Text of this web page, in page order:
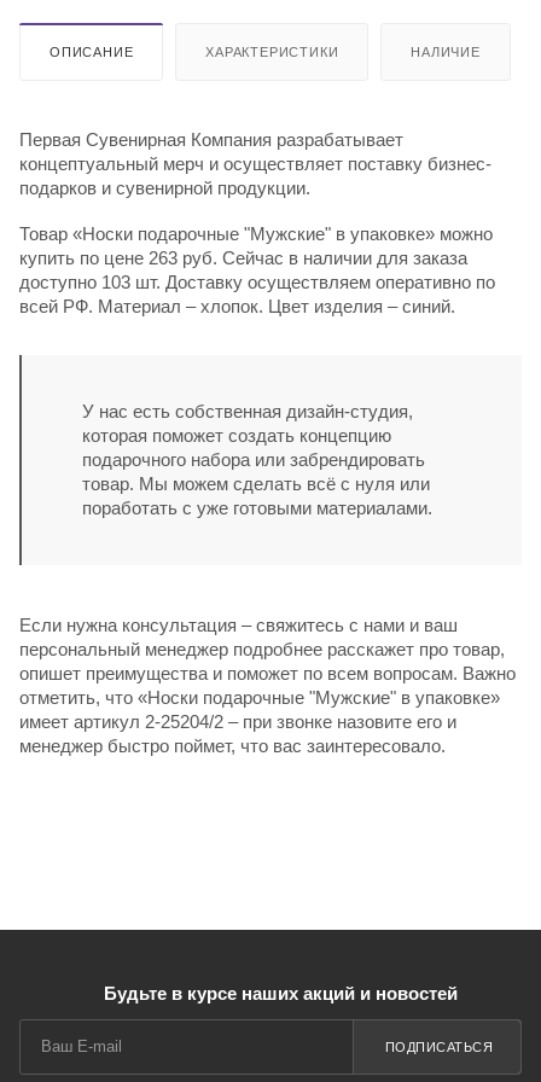
ОПИСАНИЕ ХАРАКТЕРИСТИКИ НАЛИЧИЕ
Первая Сувенирная Компания разрабатывает
концептуальный мерч и осуществляет поставку бизнес-
подарков и сувенирной продукции.
Товар «Носки подарочные "Мужские" в упаковке» можно
купить по цене 263 руб. Сейчас в наличии для заказа
доступно 103 шт. Доставку осуществляем оперативно по
всей РФ. Материал – хлопок. Цвет изделия – синий.
У нас есть собственная дизайн-студия,
которая поможет создать концепцию
подарочного набора или забрендировать
товар. Мы можем сделать всё с нуля или
поработать с уже готовыми материалами.
Если нужна консультация – свяжитесь с нами и ваш
персональный менеджер подробнее расскажет про товар,
опишет преимущества и поможет по всем вопросам. Важно
отметить, что «Носки подарочные "Мужские" в упаковке»
имеет артикул 2-25204/2 – при звонке назовите его и
менеджер быстро поймет, что вас заинтересовало.
Будьте в курсе наших акций и новостей
ПОДПИСАТЬСЯ